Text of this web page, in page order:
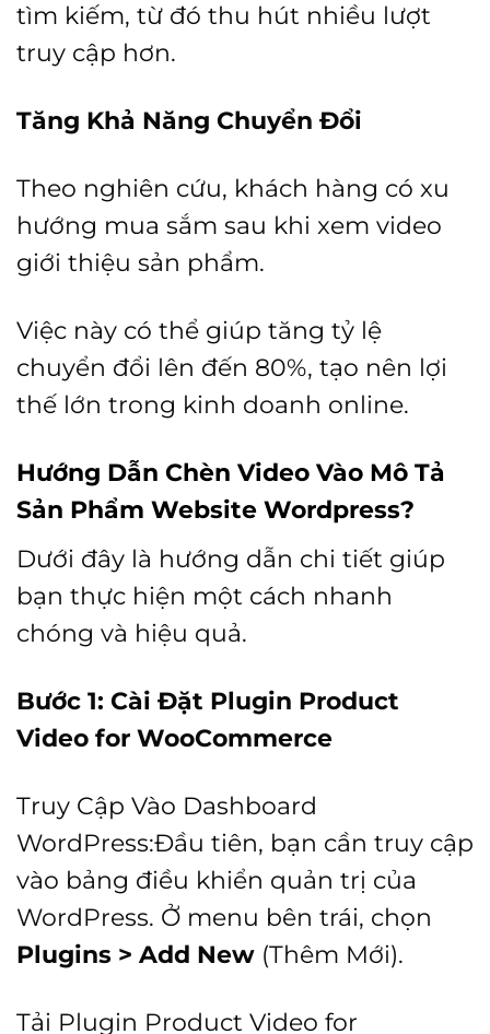
tìm kiếm, từ đó thu hút nhiều lượt
truy cập hơn.
Tăng Khả Năng Chuyển Đổi
Theo nghiên cứu, khách hàng có xu
hướng mua sắm sau khi xem video
giới thiệu sản phẩm.
Việc này có thể giúp tăng tỷ lệ
chuyển đổi lên đến 80%, tạo nên lợi
thế lớn trong kinh doanh online.
Hướng Dẫn Chèn Video Vào Mô Tả
Sản Phẩm Website Wordpress?
Dưới đây là hướng dẫn chi tiết giúp
bạn thực hiện một cách nhanh
chóng và hiệu quả.
Bước 1: Cài Đặt Plugin Product
Video for WooCommerce
Truy Cập Vào Dashboard
WordPress:Đầu tiên, bạn cần truy cập
vào bảng điều khiển quản trị của
WordPress. Ở menu bên trái, chọn
Plugins > Add New (Thêm Mới).
Tải Plugin Product Video for